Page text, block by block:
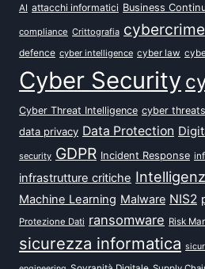
AI attacchi informatici Business
compliance Crittografia cybercrime
defence cyber intelligence cyber law
Cyber Security
Cyber Threat Intelligence cyber threats
data privacy Data Protection
security GDPR Incident Response
infrastrutture critiche
Machine Learning Malware NIS2
Protezione Dati ransomware Risk
sicurezza informatica